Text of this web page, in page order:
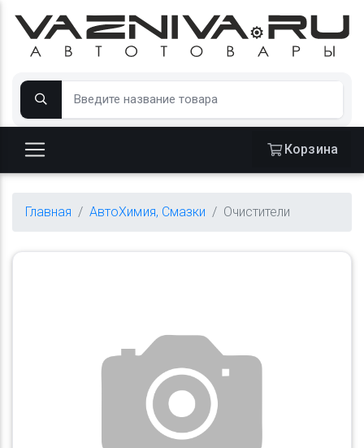
Корзина
Главная АвтоХимия, Смазки Очистители